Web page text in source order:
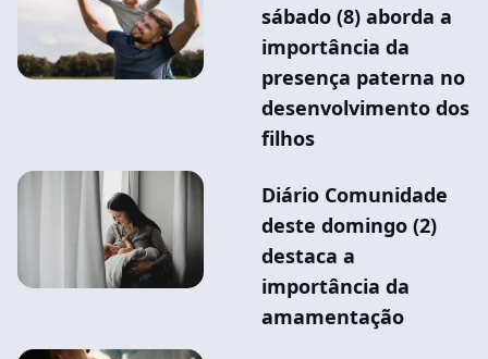
sábado (8) aborda a
importância da
presença paterna no
desenvolvimento dos
filhos
Diário Comunidade
deste domingo (2)
destaca a
importância da
amamentação